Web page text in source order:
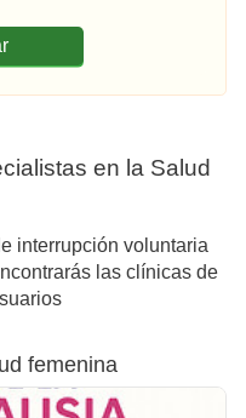
en la Salud
interrupción voluntaria
las clínicas de
femenina